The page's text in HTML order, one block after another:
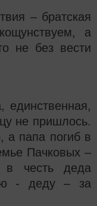
– братская
а
не без вести
не пришлось.
а папа погиб в
Пачковых –
в честь деда
- деду – за